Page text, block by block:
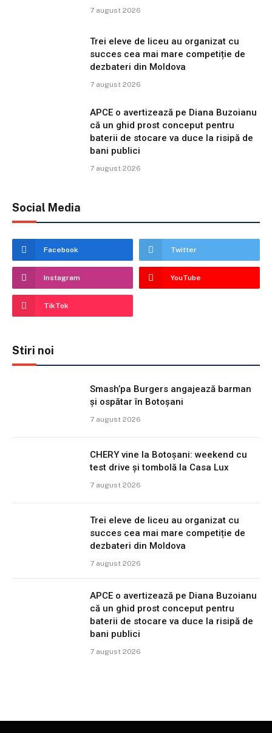
7 august 2026
Trei eleve de liceu au organizat cu
succes cea mai mare competiție de
dezbateri din Moldova
7 august 2026
APCE o avertizează pe Diana Buzoianu
că un ghid prost conceput pentru
baterii de stocare va duce la risipă de
bani publici
7 august 2026
Social Media
Facebook Twitter
Instagram YouTube
TikTok
Stiri noi
Smash’pa Burgers angajează barman
și ospătar în Botoșani
7 august 2026
CHERY vine la Botoșani: weekend cu
test drive și tombolă la Casa Lux
7 august 2026
Trei eleve de liceu au organizat cu
succes cea mai mare competiție de
dezbateri din Moldova
7 august 2026
APCE o avertizează pe Diana Buzoianu
că un ghid prost conceput pentru
baterii de stocare va duce la risipă de
bani publici
7 august 2026